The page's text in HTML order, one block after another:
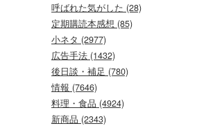
呼ばれた気がした (28)
定期購読本感想 (85)
小ネタ (2977)
広告手法 (1432)
後日談・補足 (780)
情報 (7646)
料理・食品 (4924)
新商品 (2343)